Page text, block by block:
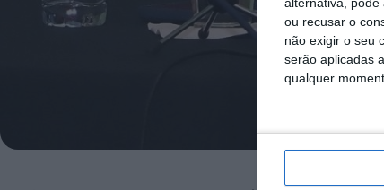
ou recusar o
não exigir o seu
serão aplicadas
qualquer